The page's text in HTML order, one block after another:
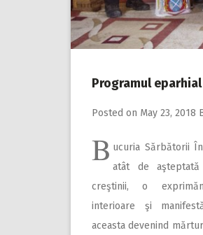
Programul
Posted on May 23, 2018
B ucuria Sărbătorii
atât de
creştinii, o
interioare şi
aceasta devenind